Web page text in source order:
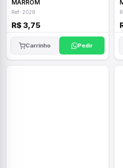
MARROM
Ref: 2028
R$ 3,75
Carrinho Pedir